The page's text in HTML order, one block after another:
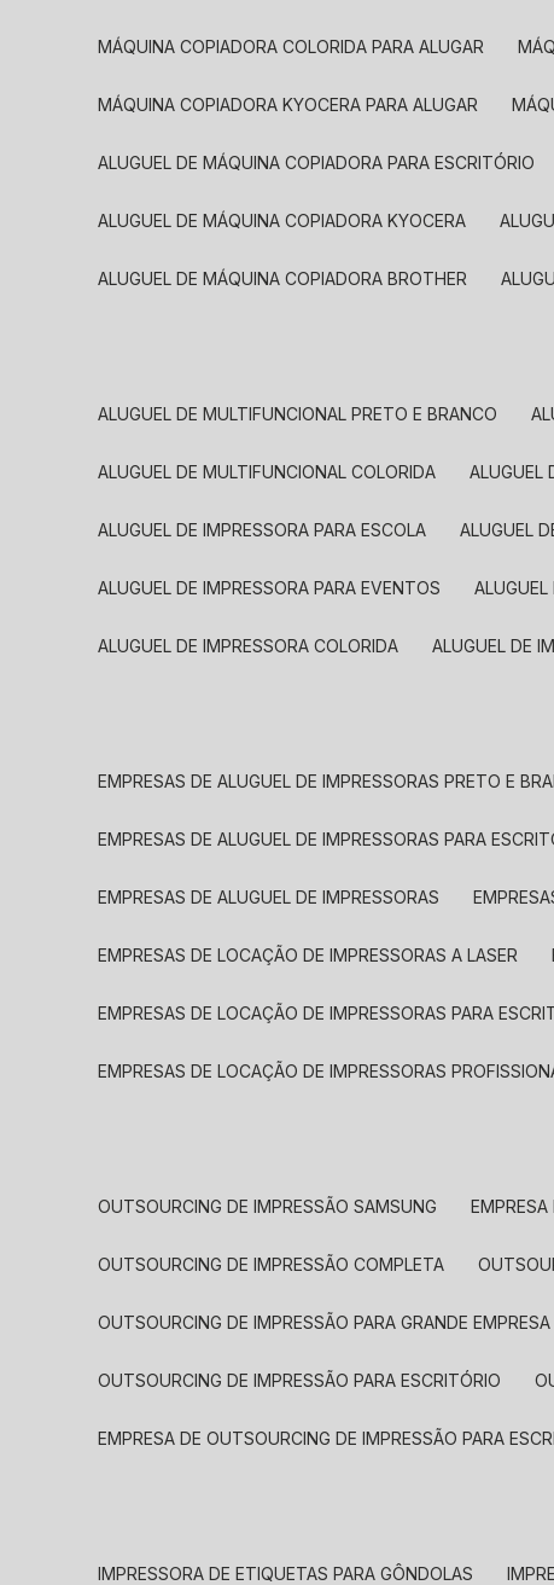
MÁQUINA COPIADORA COLORIDA PARA ALUGAR
MÁQUINA COPIADORA KYOCERA PARA ALUGAR
ALUGUEL DE MÁQUINA COPIADORA PARA ESCRITÓRIO
ALUGUEL DE MÁQUINA COPIADORA KYOCERA
ALUGUEL DE MÁQUINA COPIADORA BROTHER
ALUGUEL DE MULTIFUNCIONAL PRETO E BRANCO
ALUGUEL DE MULTIFUNCIONAL COLORIDA
ALUGUEL DE IMPRESSORA PARA ESCOLA ALUGUEL
ALUGUEL DE IMPRESSORA PARA EVENTOS
ALUGUEL DE IMPRESSORA COLORIDA ALUGUEL DE
EMPRESAS DE ALUGUEL DE IMPRESSORAS PRETO E
EMPRESAS DE ALUGUEL DE IMPRESSORAS PARA
EMPRESAS DE ALUGUEL DE IMPRESSORAS
EMPRESAS DE LOCAÇÃO DE IMPRESSORAS A LASER
EMPRESAS DE LOCAÇÃO DE IMPRESSORAS PARA
EMPRESAS DE LOCAÇÃO DE IMPRESSORAS
OUTSOURCING DE IMPRESSÃO SAMSUNG
OUTSOURCING DE IMPRESSÃO COMPLETA
OUTSOURCING DE IMPRESSÃO PARA GRANDE EMPRESA
OUTSOURCING DE IMPRESSÃO PARA ESCRITÓRIO
EMPRESA DE OUTSOURCING DE IMPRESSÃO PARA
IMPRESSORA DE ETIQUETAS PARA GÔNDOLAS